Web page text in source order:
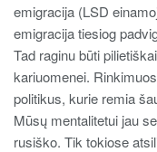
emigracija (LSD
emigracija tiesiog
Tad raginu būti
kariuomenei.
politikus, kurie remia
Mūsų mentalitetui jau
rusiško. Tik tokiose